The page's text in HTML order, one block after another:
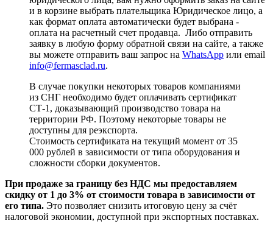
и в корзине выбрать плательщика Юридическое лицо, а
как формат оплата автоматически будет выбрана -
оплата на расчетный счет продавца. Либо отправить
заявку в любую форму обратной связи на сайте, а также
вы можете отправить ваш запрос на WhatsApp или email
info@fermasclad.ru.
В случае покупки некоторых товаров компаниями
из СНГ необходимо будет оплачивать сертификат
СТ-1, доказывающий производство товара на
территории РФ. Поэтому некоторые товары не
доступны для реэкспорта.
Стоимость сертификата на текущий момент от 35
000 рублей в зависимости от типа оборудования и
сложности сборки документов.
При продаже за границу без НДС мы предоставляем
скидку от 1 до 3% от стоимости товара в зависимости от
его типа. Это позволяет снизить итоговую цену за счёт
налоговой экономии, доступной при экспортных поставках.